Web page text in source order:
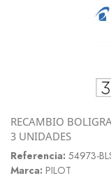
RECAMBIO
3 UNIDADES
Referencia: 54973-
Marca: PILOT